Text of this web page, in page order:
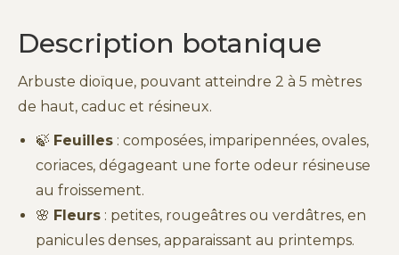
Description botanique
Arbuste dioïque, pouvant atteindre 2 à 5 mètres
de haut, caduc et résineux.
🍃 Feuilles : composées, imparipennées, ovales,
coriaces, dégageant une forte odeur résineuse
au froissement.
🌸 Fleurs : petites, rougeâtres ou verdâtres, en
panicules denses, apparaissant au printemps.